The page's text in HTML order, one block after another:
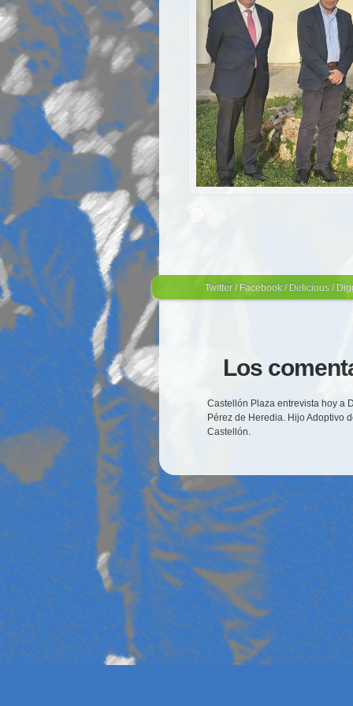
Twitter / Facebook / Delicious /
Los
Castellón Plaza entrevista hoy a
Pérez de Heredia. Hijo Adoptivo
Castellón.